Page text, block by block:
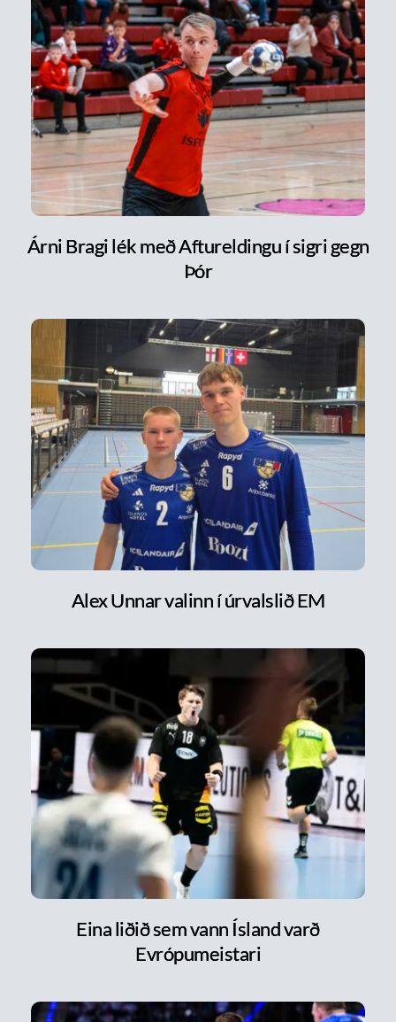
Árni Bragi lék með Aftureldingu í sigri gegn
Þór
Alex Unnar valinn í úrvalslið EM
Eina liðið sem vann Ísland varð
Evrópumeistari